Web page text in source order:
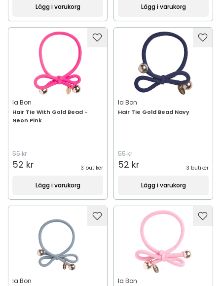
Lägg i varukorg Lägg i varukorg
Ia Bon
Hair Tie With Gold Bead -
Neon Pink
55 kr
52 kr 3 butiker
Lägg i varukorg
Ia Bon
Hair Tie Gold Bead Navy
55 kr
52 kr 3 butiker
Lägg i varukorg
Ia Bon Ia Bon